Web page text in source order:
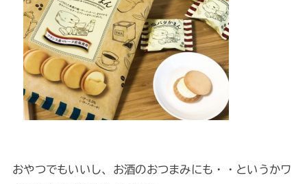
おやつでもいいし、お酒のおつまみにも・・というかワ